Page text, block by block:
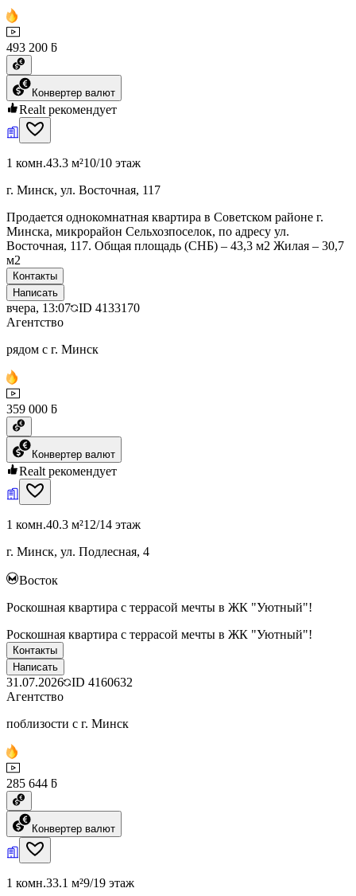
493 200 ƃ
Конвертер валют
Realt рекомендует
1 комн.43.3 м²10/10 этаж
г. Минск, ул. Восточная, 117
Продается однокомнатная квартира в Советском районе г.
Минска, микрорайон Сельхозпоселок, по адресу ул.
Восточная, 117. Общая площадь (СНБ) – 43,3 м2 Жилая – 30,7
м2
Контакты
Написать
вчера, 13:07 ID 4133170
Агентство
рядом с г. Минск
359 000 ƃ
Конвертер валют
Realt рекомендует
1 комн.40.3 м²12/14 этаж
г. Минск, ул. Подлесная, 4
Восток
Роскошная квартира с террасой мечты в ЖК "Уютный"!
Роскошная квартира с террасой мечты в ЖК "Уютный"!
Контакты
Написать
31.07.2026 ID 4160632
Агентство
поблизости с г. Минск
285 644 ƃ
Конвертер валют
1 комн.33.1 м²9/19 этаж